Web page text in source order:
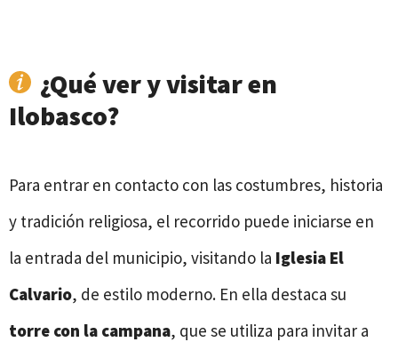
¿Qué ver y visitar en
Ilobasco?
Para entrar en contacto con las costumbres, historia
y tradición religiosa, el recorrido puede iniciarse en
la entrada del municipio, visitando la Iglesia El
Calvario, de estilo moderno. En ella destaca su
torre con la campana, que se utiliza para invitar a